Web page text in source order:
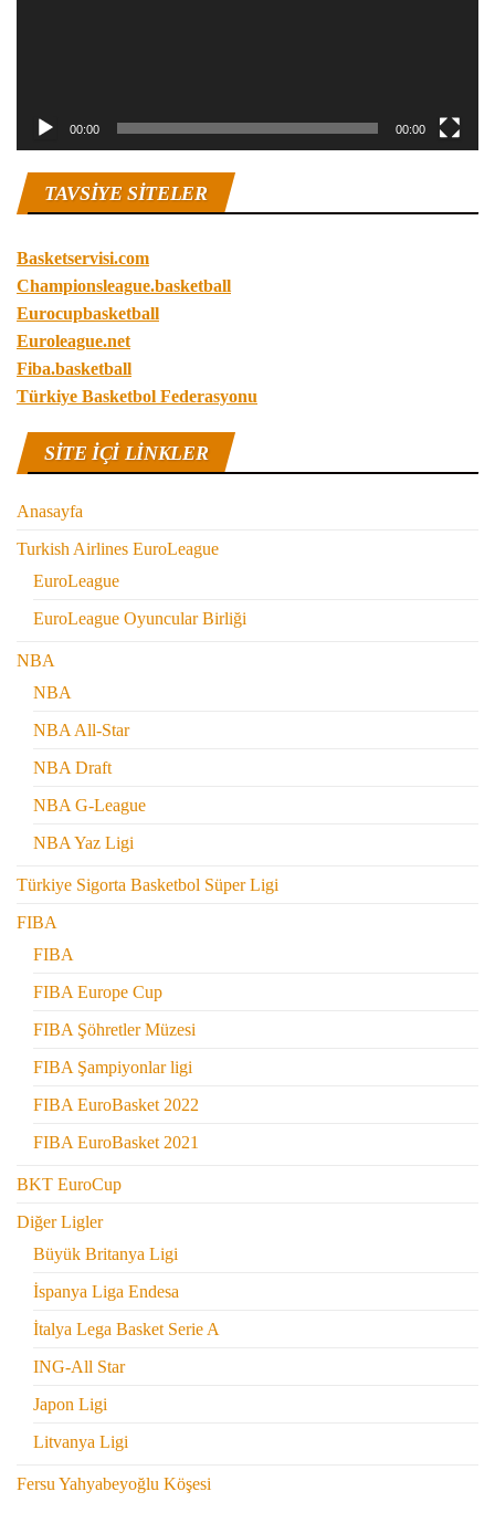
00:00 00:00
TAVSIYE SITELER
Basketservisi.com
Championsleague.basketball
Eurocupbasketball
Euroleague.net
Fiba.basketball
Türkiye Basketbol Federasyonu
SITE IÇI LINKLER
Anasayfa
Turkish Airlines EuroLeague
EuroLeague
EuroLeague Oyuncular Birliği
NBA
NBA
NBA All-Star
NBA Draft
NBA G-League
NBA Yaz Ligi
Türkiye Sigorta Basketbol Süper Ligi
FIBA
FIBA
FIBA Europe Cup
FIBA Şöhretler Müzesi
FIBA Şampiyonlar ligi
FIBA EuroBasket 2022
FIBA EuroBasket 2021
BKT EuroCup
Diğer Ligler
Büyük Britanya Ligi
İspanya Liga Endesa
İtalya Lega Basket Serie A
ING-All Star
Japon Ligi
Litvanya Ligi
Fersu Yahyabeyoğlu Köşesi